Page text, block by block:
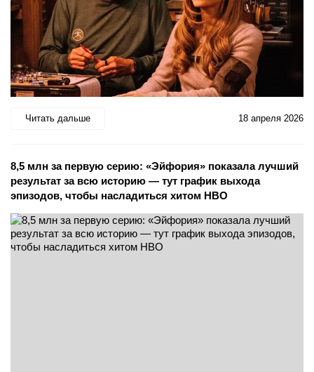
Читать дальше 18 апреля 2026
8,5 млн за первую серию: «Эйфория» показала лучший
результат за всю историю — тут график выхода
эпизодов, чтобы насладиться хитом HBO